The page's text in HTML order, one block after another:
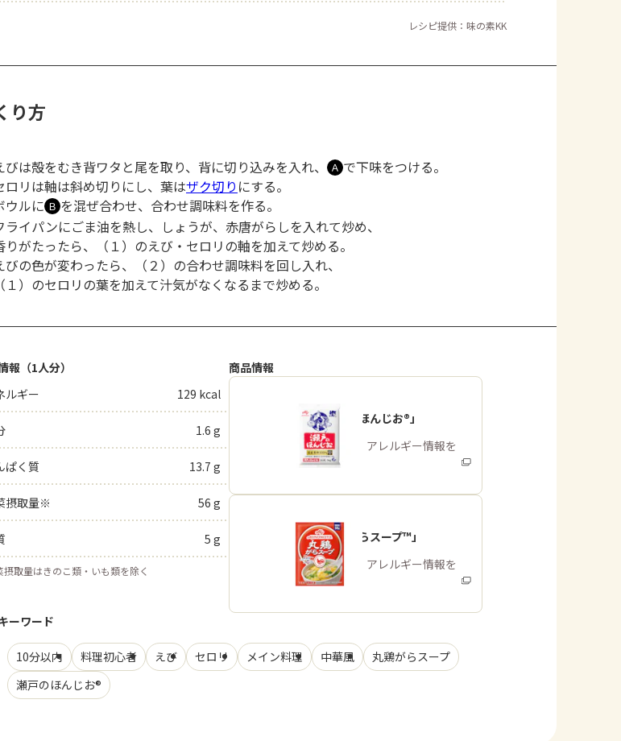
レシピ提供：味の素KK
り方
びは殻をむき背ワタと尾を取り、背に切り込みを入れ、 Ａ で下味をつける。
ロリは軸は斜め切りにし、葉はザク切り にする。
ウルに Ｂ を混ぜ合わせ、合わせ調味料を作る。
ライパンにごま油を熱し、しょうが、赤唐がらしを入れて炒め、
りがたったら、（１）のえび・セロリの軸を加えて炒める。
びの色が変わったら、（２）の合わせ調味料を回し入れ、
（１）のセロリの葉を加えて汁気がなくなるまで炒める。
報（1人分）
ルギー
129 kcal
1.6 g
ぱく質 13.7 g
摂取量※ 56 g
5 g
摂取量はきのこ類・いも類を除く
商品情報
「瀬戸のほんじお®」
商品・アレルギー情報を
みる
「丸鶏がらスープ™」
商品・アレルギー情報を
みる
ーワード
10分以内 料理初心者 えび セロリ メイン料理 中華風
丸鶏がらスープ
瀬戸のほんじお®